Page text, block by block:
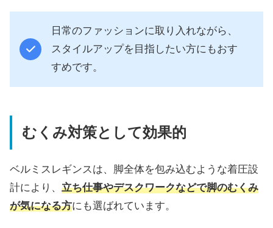
日常のファッションに取り入れながら、
スタイルアップを目指したい方にもおす
すめです。
むくみ対策として効果的
ベルミスレギンスは、脚全体を包み込むような着圧設
計により、 立ち仕事やデスクワークなどで脚のむくみ
が気になる方にも選ばれています。